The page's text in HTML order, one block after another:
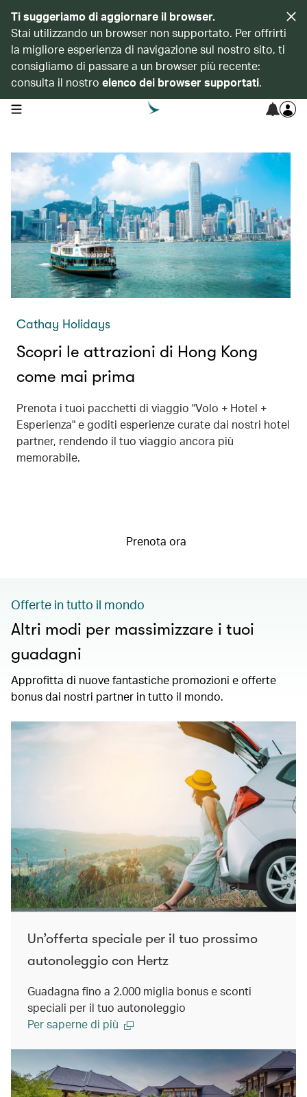
Ti suggeriamo di aggiornare il browser.
Stai utilizzando un browser non supportato. Per offrirti
la migliore esperienza di navigazione sul nostro sito, ti
consigliamo di passare a un browser più recente:
consulta il nostro elenco dei browser supportati.
open navigation menu
Cathay Holidays
Scopri le attrazioni di Hong Kong
come mai prima
Prenota i tuoi pacchetti di viaggio "Volo + Hotel +
Esperienza" e goditi esperienze curate dai nostri hotel
partner, rendendo il tuo viaggio ancora più
memorabile.
Prenota ora
Offerte in tutto il mondo
Altri modi per massimizzare i tuoi
guadagni
Approfitta di nuove fantastiche promozioni e offerte
bonus dai nostri partner in tutto il mondo.
Un’offerta speciale per il tuo prossimo
autonoleggio con Hertz
Guadagna fino a 2.000 miglia bonus e sconti
speciali per il tuo autonoleggio
Per saperne di più